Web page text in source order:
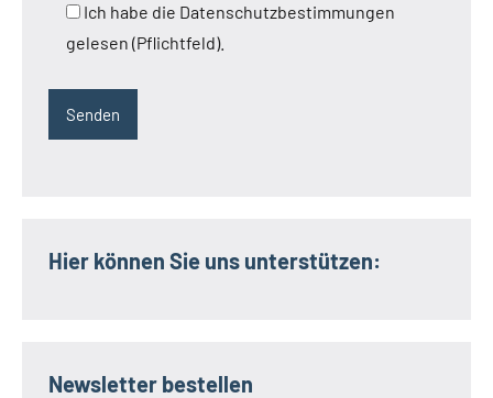
Ich habe die Datenschutzbestimmungen
gelesen (Pflichtfeld).
Hier können Sie uns unterstützen:
Newsletter bestellen